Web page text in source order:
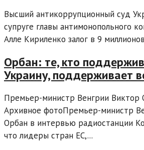
Высший антикоррупционный суд
супруге главы антимонопольного
Алле Кириленко залог в 9
Орбан: те, кто
Украину, поддерживает
Премьер-министр Венгрии Виктор
Архивное фотоПремьер-министр
Орбан в интервью радиостанции
что лидеры стран ЕС,...